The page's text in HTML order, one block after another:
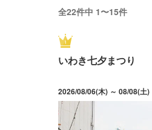
全22件中 1〜15件
いわき七夕まつり
2026/08/06(木) ～ 08/08(土)